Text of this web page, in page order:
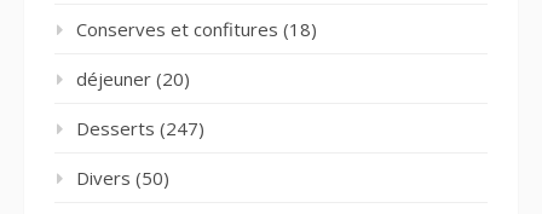
Conserves et confitures (18)
déjeuner (20)
Desserts (247)
Divers (50)